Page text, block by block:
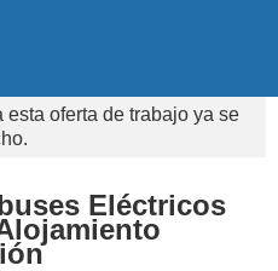
oferta de trabajo ya se
Eléctricos